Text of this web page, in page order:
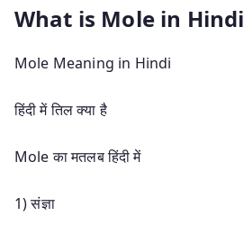
What is Mole in Hindi
Mole Meaning in Hindi
हिंदी में तिल क्या है
Mole का मतलब हिंदी में
1) संज्ञा